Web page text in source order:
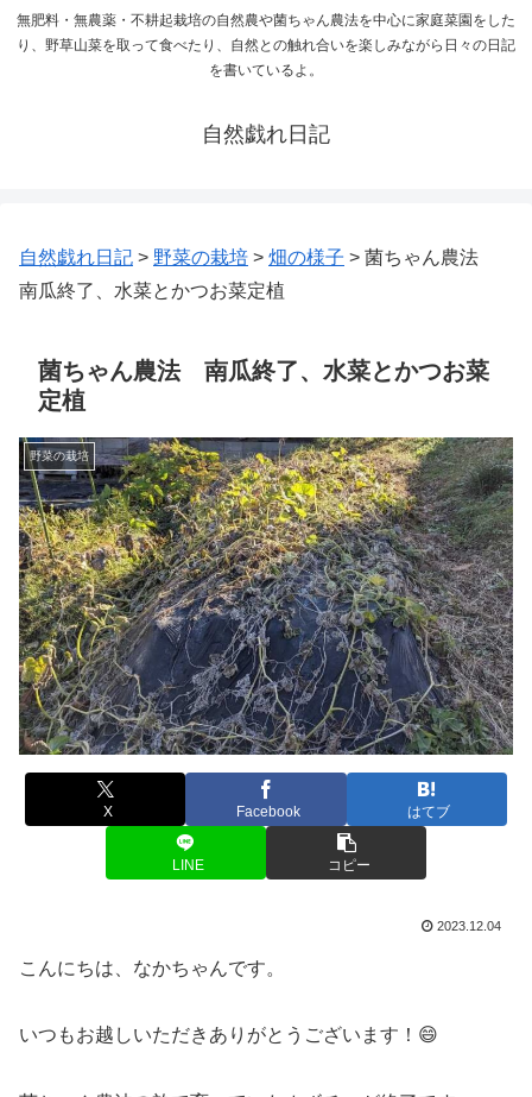
無肥料・無農薬・不耕起栽培の自然農や菌ちゃん農法を中心に家庭菜園をした
り、野草山菜を取って食べたり、自然との触れ合いを楽しみながら日々の日記
を書いているよ。
自然戯れ日記
自然戯れ日記 > 野菜の栽培 > 畑の様子 > 菌ちゃん農法
南瓜終了、水菜とかつお菜定植
菌ちゃん農法 南瓜終了、水菜とかつお菜
定植
野菜の栽培
X Facebook はてブ
LINE コピー
2023.12.04
こんにちは、なかちゃんです。
いつもお越しいただきありがとうございます！😄